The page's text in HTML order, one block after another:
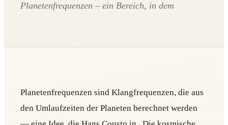
Planetenfrequenzen – ein Bereich, in dem
Planetenfrequenzen sind Klangfrequenzen, die aus
den Umlaufzeiten der Planeten berechnet werden